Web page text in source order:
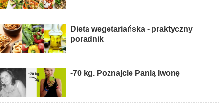
Dieta wegetariańska - praktyczny
poradnik
-70 kg. Poznajcie Panią Iwonę